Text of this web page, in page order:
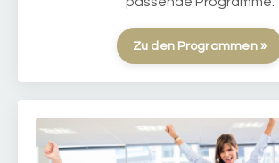
Zu den Programmen »